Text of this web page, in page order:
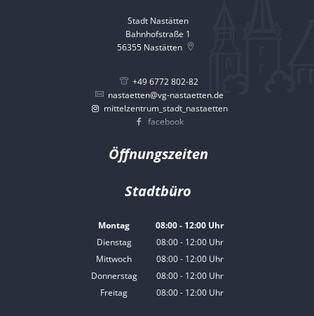
Stadt Nastätten
Bahnhofstraße 1
56355 Nastätten
+49 6772 802-82
nastaetten@vg-nastaetten.de
mittelzentrum_stadt_nastaetten
facebook
Öffnungszeiten
Stadtbüro
Montag 08:00- 12:00 Uhr
Von 08:00 bis 12:00 Uhr
Dienstag 08:00- 12:00Uhr
Von 08:00 bis 12:00 Uhr
Mittwoch 08:00- 12:00Uhr
Von 08:00 bis 12:00 Uhr
Donnerstag 08:00- 12:00Uhr
Von 08:00 bis 12:00 Uhr
Freitag 08:00- 12:00Uhr